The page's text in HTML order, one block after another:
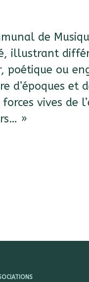
de
illustrant
poétique ou
d’époques et
vives de
»